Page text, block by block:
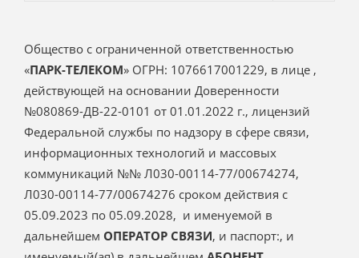
Общество с ограниченной ответственностью
«ПАРК-ТЕЛЕКОМ» ОГРН: 1076617001229, в лице ,
действующей на основании Доверенности
№080869-ДВ-22-0101 от 01.01.2022 г., лицензий
Федеральной службы по надзору в сфере связи,
информационных технологий и массовых
коммуникаций №№ Л030-00114-77/00674274,
Л030-00114-77/00674276 сроком действия с
05.09.2023 по 05.09.2028, и именуемой в
дальнейшем ОПЕРАТОР СВЯЗИ, и паспорт:, и